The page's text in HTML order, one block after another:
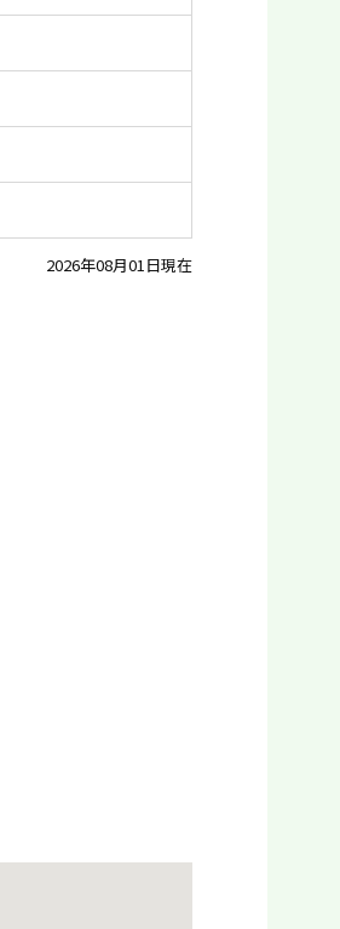
2026年08月01日現在